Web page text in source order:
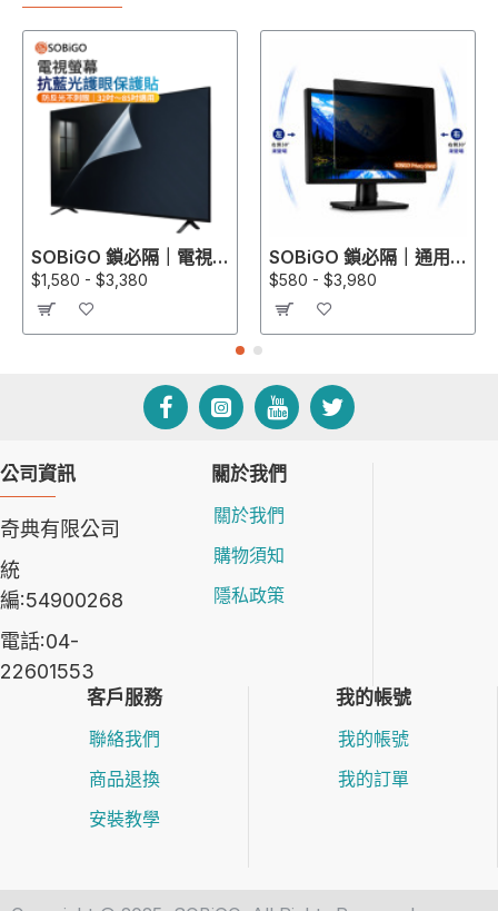
SOBiGO 鎖必隔｜電視專用高透光抗藍光防護膜 (環狀膠・快速貼合款)｜32-75吋
$1,580 - $3,380
SOBiGO 鎖必隔｜通用型左右防窺＋SGS抗藍光保護片 (13-43吋規格齊全)｜適配 ASUS, Acer, Dell, HP, Lenovo, ViewSonic 螢幕
$580 - $3,980
公司資訊
奇典有限公司
統
編:54900268
電話:04-
22601553
關於我們
關於我們
購物須知
隱私政策
客戶服務
聯絡我們
商品退換
安裝教學
我的帳號
我的帳號
我的訂單